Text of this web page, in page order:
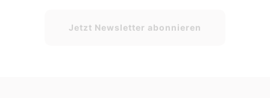
Jetzt Newsletter abonnieren